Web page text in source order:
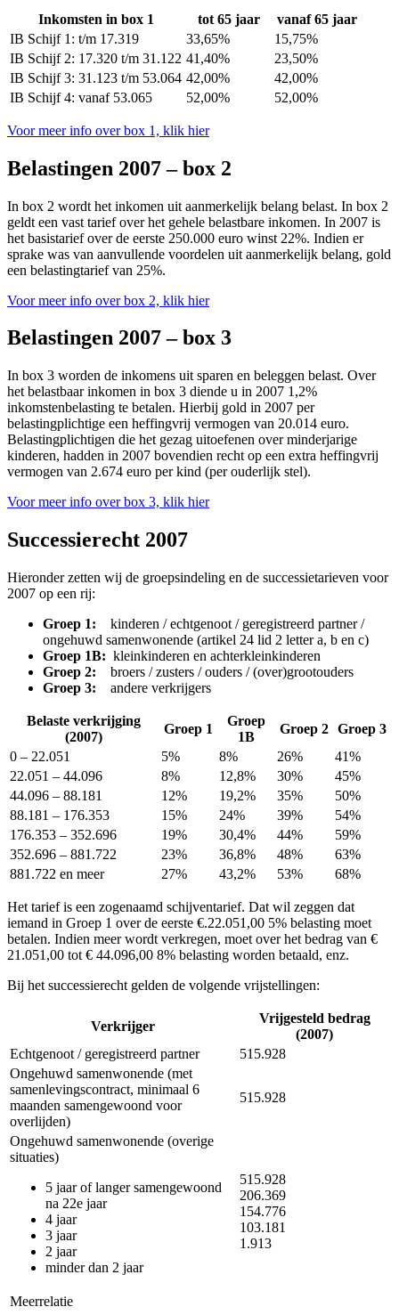
Inkomsten in box 1 tot 65 jaar
vanaf 65 jaar
IB Schijf 1: t/m 17.319
33,65%
15,75%
IB Schijf 2: 17.320 t/m 31.122 41,40%
23,50%
IB Schijf 3: 31.123 t/m 53.064 42,00%
42,00%
IB Schijf 4: vanaf 53.065
52,00% 52,00%
Voor meer info over box 1, klik hier
Belastingen 2007 – box 2
In box 2 wordt het inkomen uit aanmerkelijk belang belast. In box 2
geldt een vast tarief over het gehele belastbare inkomen. In 2007 is
het basistarief over de eerste 250.000 euro winst 22%. Indien er
sprake was van aanvullende voordelen uit aanmerkelijk belang, gold
een belastingtarief van 25%.
Voor meer info over box 2, klik hier
Belastingen 2007 – box 3
In box 3 worden de inkomens uit sparen en beleggen belast. Over
het belastbaar inkomen in box 3 diende u in 2007 1,2%
inkomstenbelasting te betalen. Hierbij gold in 2007 per
belastingplichtige een heffingvrij vermogen van 20.014 euro.
Belastingplichtigen die het gezag uitoefenen over minderjarige
kinderen, hadden in 2007 bovendien recht op een extra heffingvrij
vermogen van 2.674 euro per kind (per ouderlijk stel).
Voor meer info over box 3, klik hier
Successierecht 2007
Hieronder zetten wij de groepsindeling en de successietarieven voor
2007 op een rij:
Groep 1: kinderen / echtgenoot / geregistreerd partner /
ongehuwd samenwonende (artikel 24 lid 2 letter a, b en c)
Groep 1B: kleinkinderen en achterkleinkinderen
Groep 2: broers / zusters / ouders / (over)grootouders
Groep 3: andere verkrijgers
Belaste verkrijging
(2007)
Groep 1
Groep
1B
Groep 2 Groep 3
0 – 22.051
5% 8% 26%
41%
22.051 – 44.096
8% 12,8% 30%
45%
44.096 – 88.181
12% 19,2% 35%
50%
88.181 – 176.353
15% 24% 39%
54%
176.353 – 352.696
19% 30,4% 44%
59%
352.696 – 881.722
23% 36,8% 48%
63%
881.722 en meer
27% 43,2% 53% 68%
Het tarief is een zogenaamd schijventarief. Dat wil zeggen dat
iemand in Groep 1 over de eerste €.22.051,00 5% belasting moet
betalen. Indien meer wordt verkregen, moet over het bedrag van €
21.051,00 tot € 44.096,00 8% belasting worden betaald, enz.
Bij het successierecht gelden de volgende vrijstellingen:
Verkrijger
Vrijgesteld bedrag
(2007)
Echtgenoot / geregistreerd partner
515.928
Ongehuwd samenwonende (met
samenlevingscontract, minimaal 6
maanden samengewoond voor
overlijden)
515.928
Ongehuwd samenwonende (overige
situaties)
5 jaar of langer samengewoond
na 22e jaar
4 jaar
3 jaar
2 jaar
minder dan 2 jaar
515.928
206.369
154.776
103.181
1.913
Meerrelatie